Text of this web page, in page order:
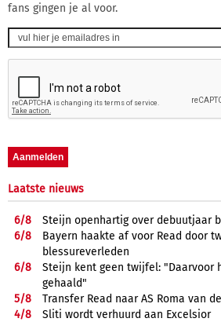
fans gingen je al voor.
Laatste nieuws
6/8
Steijn openhartig over debuutjaar
6/8
Bayern haakte af voor Read door
blessureverleden
6/8
Steijn kent geen twijfel: "Daarvoor
gehaald"
5/8
Transfer Read naar AS Roma van
4/8
Sliti wordt verhuurd aan Excelsior